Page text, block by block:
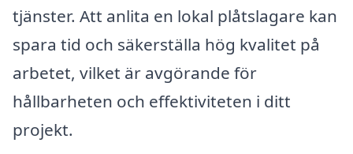
tjänster. Att anlita en lokal plåtslagare kan
spara tid och säkerställa hög kvalitet på
arbetet, vilket är avgörande för
hållbarheten och effektiviteten i ditt
projekt.